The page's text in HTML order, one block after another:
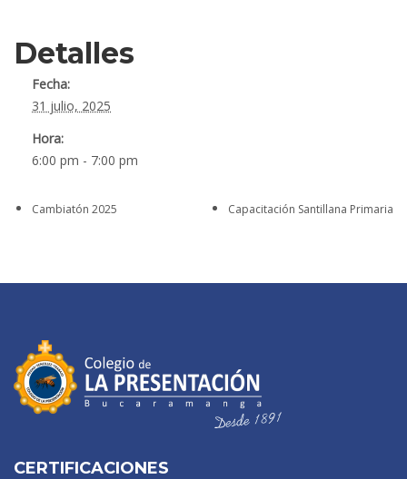
Detalles
Fecha:
31 julio, 2025
Hora:
6:00 pm - 7:00 pm
Cambiatón 2025 Capacitación Santillana Primaria
CERTIFICACIONES